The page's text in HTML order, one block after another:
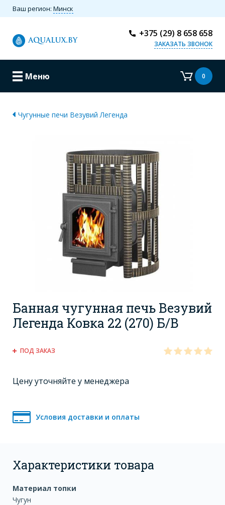
Ваш регион: Минск
+375 (29) 8 658 658
ЗАКАЗАТЬ ЗВОНОК
Меню 0
Чугунные печи Везувий Легенда
Банная чугунная печь Везувий
Легенда Ковка 22 (270) Б/В
ПОД ЗАКАЗ
Цену уточняйте у менеджера
Условия доставки и оплаты
Характеристики товара
Материал топки
Чугун